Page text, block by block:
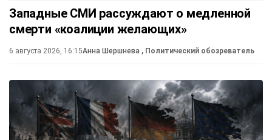
Западные СМИ рассуждают о медленной
смерти «коалиции желающих»
6 августа 2026, 16:15Анна Шершнева , Политический обозреватель